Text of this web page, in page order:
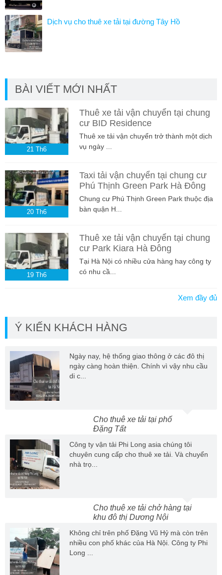
Dịch vụ cho thuê xe tải tại đường Tây Hồ
BÀI VIẾT MỚI NHẤT
21 Th6
Thuê xe tải vận chuyển tại chung
cư BID Residence
Thuê xe tải vận chuyển trở thành một dịch
vụ ngày ...
20 Th6
Taxi tải vận chuyển tại chung cư
Phú Thịnh Green Park Hà Đông
Chung cư Phú Thịnh Green Park thuộc địa
bàn quận H...
19 Th6
Thuê xe tải vận chuyển tại chung
cư Park Kiara Hà Đông
Tại Hà Nội có nhiều cửa hàng hay công ty
có nhu cầ...
Xem đầy đủ
Ý KIẾN KHÁCH HÀNG
Ngày nay, hệ thống giao thông ở các đô thị
ngày càng hoàn thiện. Chính vì vậy nhu cầu
di c...
Cho thuê xe tải tại phố
Đặng Tất
Công ty vận tải Phi Long asia chúng tôi
chuyên cung cấp cho thuê xe tải. Và chuyển
nhà trọ...
Cho thuê xe tải chở hàng tại
khu đô thị Dương Nội
Không chỉ trên phố Đặng Vũ Hỷ mà còn trên
nhiều con phố khác của Hà Nội. Công ty Phi
Long ...